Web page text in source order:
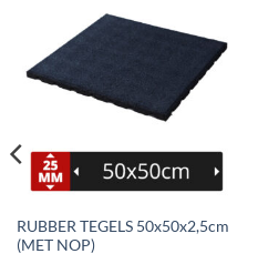
RUBBER TEGELS 50x50x2,5cm
(MET NOP)